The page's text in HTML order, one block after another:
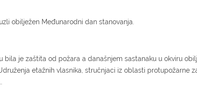
obilježen Međunarodni dan stanovanja.
bila je zaštita od požara a današnjem sastanaku u okviru
etažnih vlasnika, stručnjaci iz oblasti protupožarne